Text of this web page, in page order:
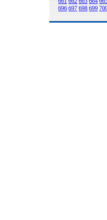
696 697 698 699